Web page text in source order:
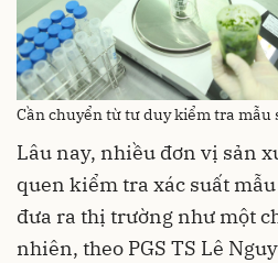
Cần chuyển từ tư duy kiểm tra mẫu
Lâu nay, nhiều đơn vị sản
quen kiểm tra xác suất
đưa ra thị trường như một
nhiên, theo PGS TS Lê